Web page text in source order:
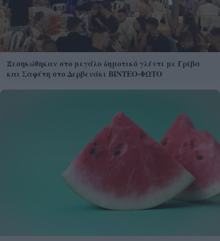
Ξεσηκώθηκαν στο μεγάλο δημοτικό γλέντι με Γρίβα
και Σαφέτη στο Δερβενάκι ΒΙΝΤΕΟ-ΦΩΤΟ